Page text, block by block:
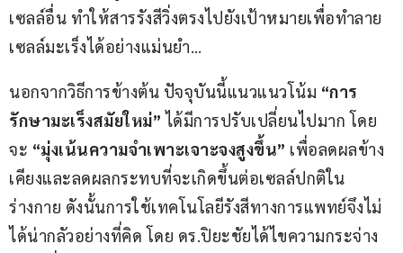
เซลล์อื่น ทำให้สารรังสีวิ่งตรงไปยังเป้าหมายเพื่อทำลาย
เซลล์มะเร็งได้อย่างแม่นยำ…
นอกจากวิธีการข้างต้น ปัจจุบันนี้แนวแนวโน้ม “การ
รักษามะเร็งสมัยใหม่” ได้มีการปรับเปลี่ยนไปมาก โดย
จะ “มุ่งเน้นความจำเพาะเจาะจงสูงขึ้น” เพื่อลดผลข้าง
เคียงและลดผลกระทบที่จะเกิดขึ้นต่อเซลล์ปกติใน
ร่างกาย ดังนั้นการใช้เทคโนโลยีรังสีทางการแพทย์จึงไม่
ได้น่ากลัวอย่างที่คิด โดย ดร.ปิยะชัยได้ไขความกระจ่าง